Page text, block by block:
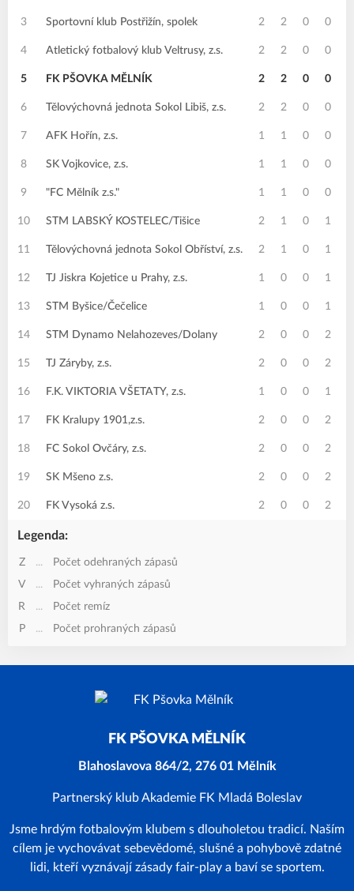
3 Sportovní klub Postřižín, spolek 2 2 0 0
4 Atletický fotbalový klub Veltrusy, z.s. 2 2 0 0
5 FK PŠOVKA MĚLNÍK 2 2 0 0
6 Tělovýchovná jednota Sokol Libiš, z.s. 2 2 0 0
7 AFK Hořín, z.s. 1 1 0 0
8 SK Vojkovice, z.s. 1 1 0 0
9 "FC Mělník z.s." 1 1 0 0
10 STM LABSKÝ KOSTELEC/Tišice 2 1 0 1
11 Tělovýchovná jednota Sokol Obříství, z.s. 2 1 0 1
12 TJ Jiskra Kojetice u Prahy, z.s. 1 0 0 1
13 STM Byšice/Čečelice 1 0 0 1
14 STM Dynamo Nelahozeves/Dolany 2 0 0 2
15 TJ Záryby, z.s. 2 0 0 2
16 F.K. VIKTORIA VŠETATY, z.s. 1 0 0 1
17 FK Kralupy 1901,z.s. 2 0 0 2
18 FC Sokol Ovčáry, z.s. 2 0 0 2
19 SK Mšeno z.s. 2 0 0 2
20 FK Vysoká z.s. 2 0 0 2
Legenda:
Z ...
Počet odehraných zápasů
V
...
Počet vyhraných zápasů
R
...
Počet remíz
P
... Počet prohraných zápasů
FK PŠOVKA MĚLNÍK
Blahoslavova 864/2, 276 01 Mělník
Partnerský klub Akademie FK Mladá Boleslav
Jsme hrdým fotbalovým klubem s dlouholetou tradicí. Naším
cílem je vychovávat sebevědomé, slušné a pohybově zdatné
lidi, kteří vyznávají zásady fair-play a baví se sportem.